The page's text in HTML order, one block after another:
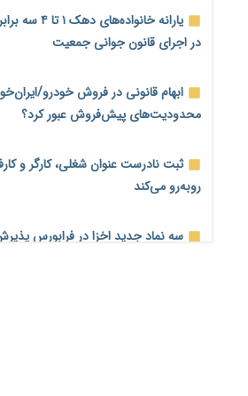
اختیارات جدید گمرکات برای تمدید
پایان شهریور ابلاغ شد
صادراتی ابلاغ شد
مرحله سیزدهم کالابرگ در سایه تورم؛
یک‌میلیونی بیش از پیش آب رفت
۱۴ مرداد؛ اولین «روز ملی کارفرما»
یارانه
در اجرای قانون جوانی جمعیت
ابهام قانونی در فروش خودرو/
محدودیت‌های پیش‌فروش عبور کرد؟
ثبت نادرست عنوان شغلی، کارگر و
روبه‌رو می‌کند
سه نماد جدید اخزا در فرابورس